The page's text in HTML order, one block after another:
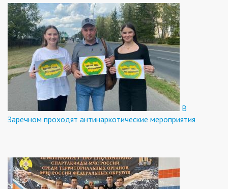
В
Заречном проходят антинаркотические мероприятия